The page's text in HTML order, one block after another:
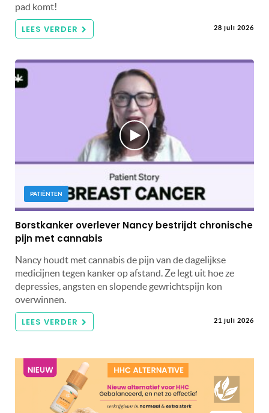
pad komt!
LEES VERDER 28 juli 2026
PATIËNTEN
Borstkanker overlever Nancy bestrijdt chronische
pijn met cannabis
Nancy houdt met cannabis de pijn van de dagelijkse
medicijnen tegen kanker op afstand. Ze legt uit hoe ze
depressies, angsten en slopende gewrichtspijn kon
overwinnen.
LEES VERDER 21 juli 2026